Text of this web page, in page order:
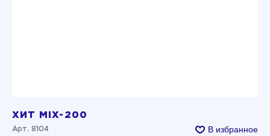
ХИТ MIX-200
Арт. 8104 В избранное